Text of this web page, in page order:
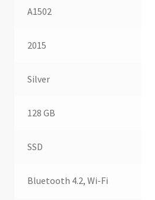
A1502
2015
Silver
128 GB
SSD
Bluetooth 4.2, Wi-Fi